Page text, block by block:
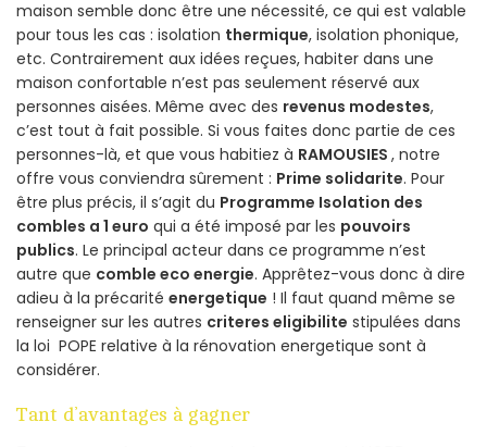
maison semble donc être une nécessité, ce qui est valable
pour tous les cas : isolation thermique, isolation phonique,
etc. Contrairement aux idées reçues, habiter dans une
maison confortable n’est pas seulement réservé aux
personnes aisées. Même avec des revenus modestes,
c’est tout à fait possible. Si vous faites donc partie de ces
personnes-là, et que vous habitiez à RAMOUSIES , notre
offre vous conviendra sûrement : Prime solidarite. Pour
être plus précis, il s’agit du Programme Isolation des
combles a 1 euro qui a été imposé par les pouvoirs
publics. Le principal acteur dans ce programme n’est
autre que comble eco energie. Apprêtez-vous donc à dire
adieu à la précarité energetique ! Il faut quand même se
renseigner sur les autres criteres eligibilite stipulées dans
la loi POPE relative à la rénovation energetique sont à
considérer.
Tant d’avantages à gagner